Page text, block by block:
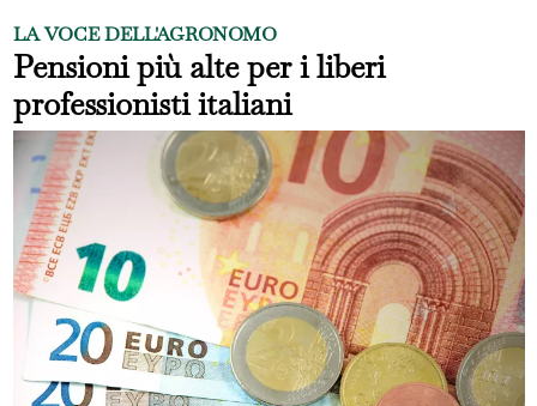
LA VOCE DELL'AGRONOMO
Pensioni più alte per i liberi
professionisti italiani